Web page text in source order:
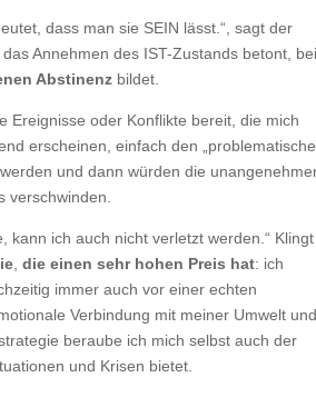
dass man sie SEIN lässt.“, sagt der
Annehmen des IST-Zustands betont, bei
Abstinenz bildet.
Ereignisse oder Konflikte bereit, die mich
erscheinen, einfach den
und dann würden die
verschwinden.
kann ich auch nicht verletzt werden.“ Klingt
die einen sehr hohen Preis hat: ich
immer auch vor einer echten
Verbindung mit meiner Umwelt und
beraube ich mich selbst auch der
und Krisen bietet.